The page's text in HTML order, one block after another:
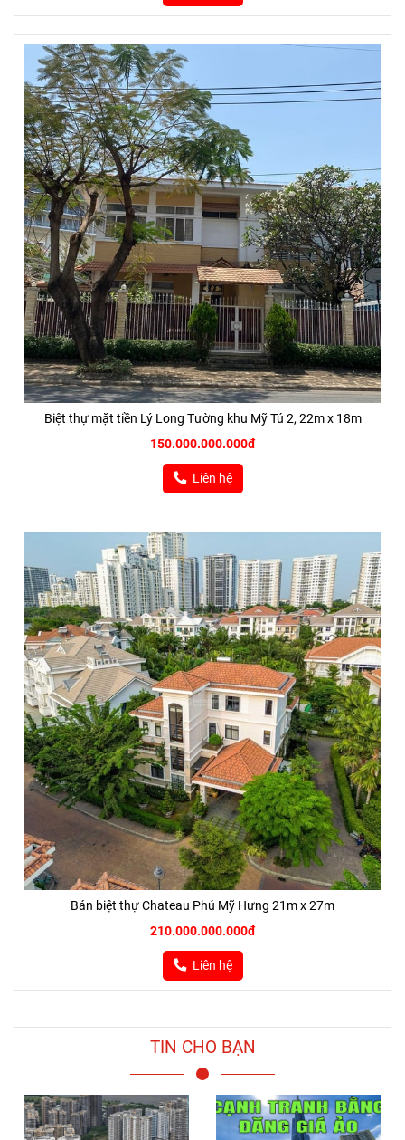
Biệt thự mặt tiền Lý Long Tường khu Mỹ Tú 2, 22m x 18m
150.000.000.000đ
Liên hệ
Bán biệt thự Chateau Phú Mỹ Hưng 21m x 27m
210.000.000.000đ
Liên hệ
TIN CHO BẠN